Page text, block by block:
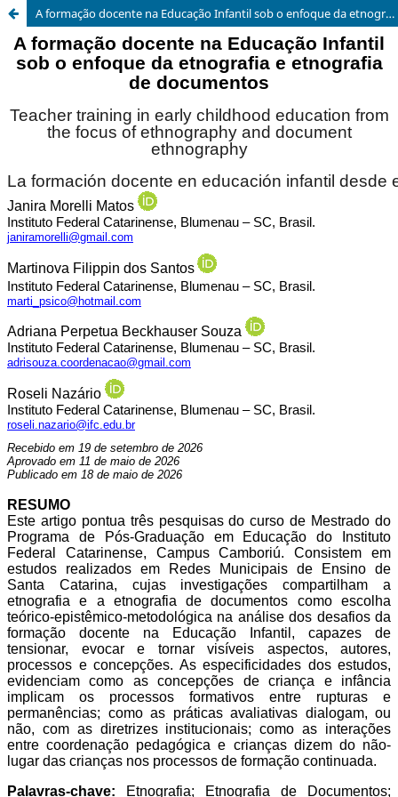
A formação docente na Educação Infantil sob o enfoque da etnografia e etnografia de documentos